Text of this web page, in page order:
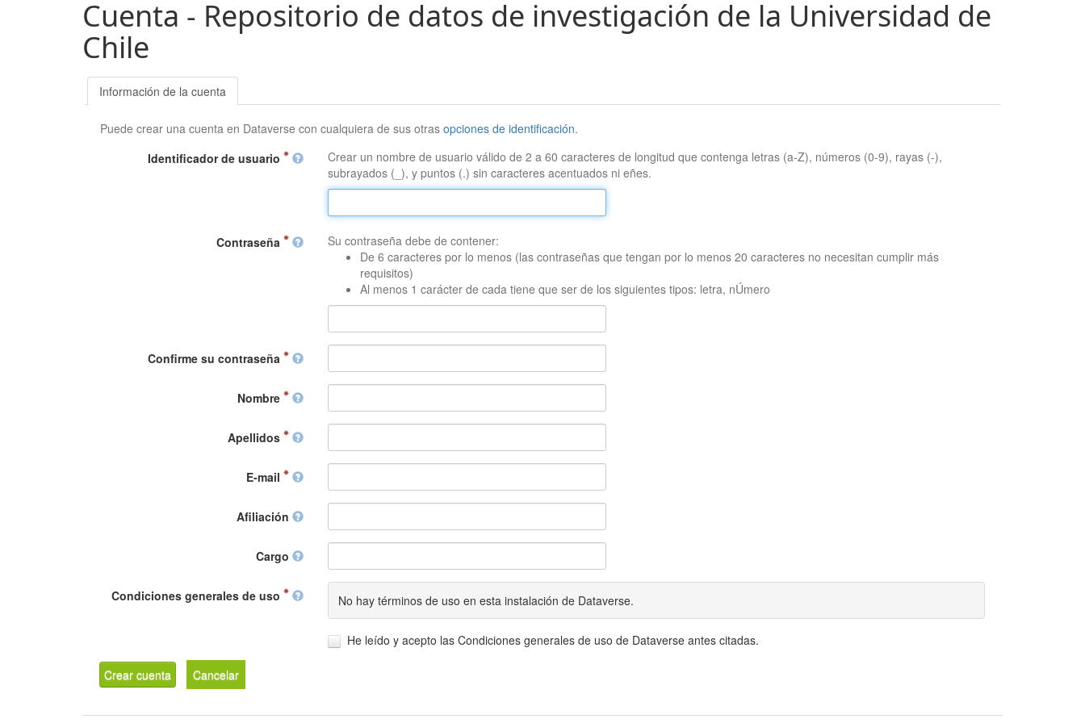
Cuenta - Repositorio de datos de investigación de la Universidad de
Chile
Información de la cuenta
Puede crear una cuenta en Dataverse con cualquiera de sus otrasopciones de identificación.
Identificador de usuario
Crear un nombre de usuario válido de 2 a 60 caracteres de longitud que contenga letras (a-Z), números (0-9), rayas (-),
subrayados (_), y puntos (.) sin caracteres acentuados ni eñes.
Contraseña
Su contraseña debe de contener:
De 6 caracteres por lo menos (las contraseñas que tengan por lo menos 20 caracteres no necesitan cumplir más
requisitos)
Al menos 1 carácter de cada tiene que ser de los siguientes tipos: letra, nÚmero
Confirme su contraseña
Nombre
Apellidos
E-mail
Afiliación
Cargo
Condiciones generales de uso No hay términos de uso en esta instalación de Dataverse.
He leído y acepto las Condiciones generales de uso de Dataverse antes citadas.
Crear cuenta Cancelar